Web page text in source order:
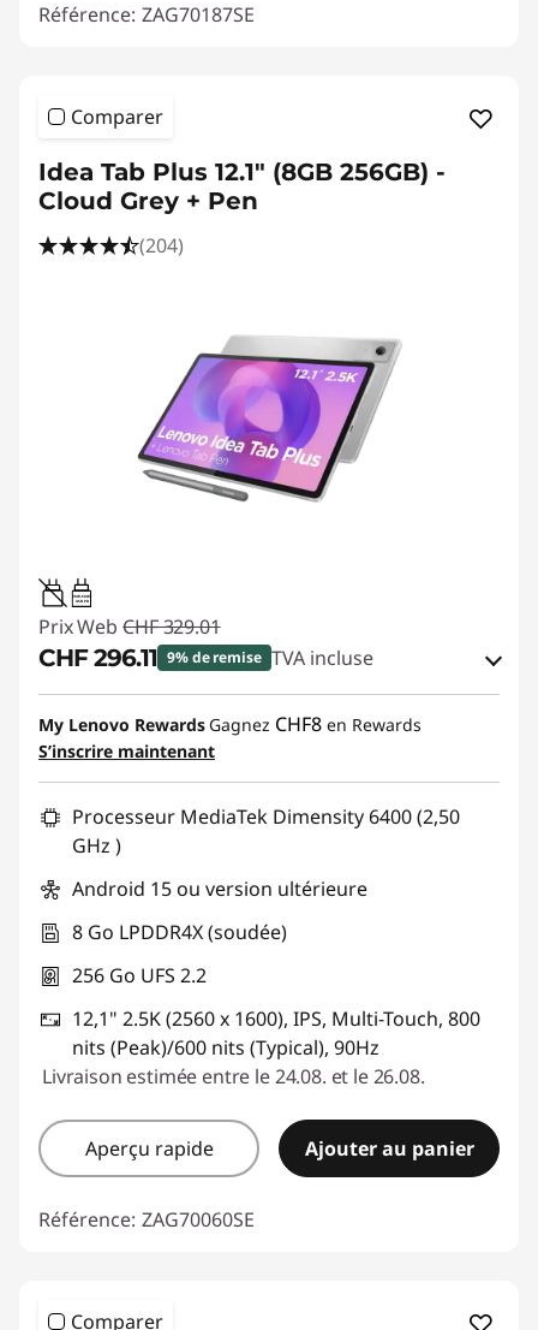
Référence: ZAG70187SE
Comparer
Idea Tab Plus 12.1" (8GB 256GB) -
Cloud Grey + Pen
(204)
20W-60W
USB PD
Prix Web CHF 329.01
CHF 296.11 9% de remise TVA incluse
Bons de réduction en ligne :-CHF 32.90
Code de réduction :
My Lenovo Rewards Gagnez CHF8 en Rewards
S’inscrire maintenant
Processeur MediaTek Dimensity 6400 (2,50
GHz )
Android 15 ou version ultérieure
8 Go LPDDR4X (soudée)
256 Go UFS 2.2
12,1" 2.5K (2560 x 1600), IPS, Multi-Touch, 800
nits (Peak)/600 nits (Typical), 90Hz
Livraison estimée entre le 24.08. et le 26.08.
Aperçu rapide Ajouter au panier
Référence: ZAG70060SE
Comparer